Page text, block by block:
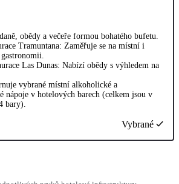
obědy a večeře formou bohatého bufetu.
Tramuntana: Zaměřuje se na místní i
Las Dunas: Nabízí obědy s výhledem na
vybrané místní alkoholické a
nápoje v hotelových barech (celkem jsou v
bary).
Vybrané